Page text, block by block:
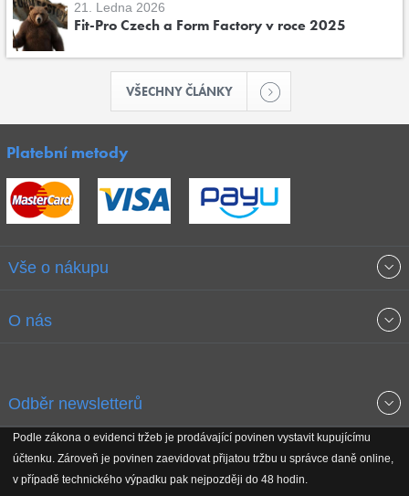
21. Ledna 2026
Fit-Pro Czech a Form Factory v roce 2025
VŠECHNY ČLÁNKY
Platební metody
Vše o nákupu
Obchodní podmínky
Reklamační řád
O nás
Koho podporujeme
Odběr newsletterů
Podle zákona o evidenci tržeb je prodávající povinen vystavit kupujícímu
účtenku. Zároveň je povinen zaevidovat přijatou tržbu u správce daně online,
v případě technického výpadku pak nejpozději do 48 hodin.